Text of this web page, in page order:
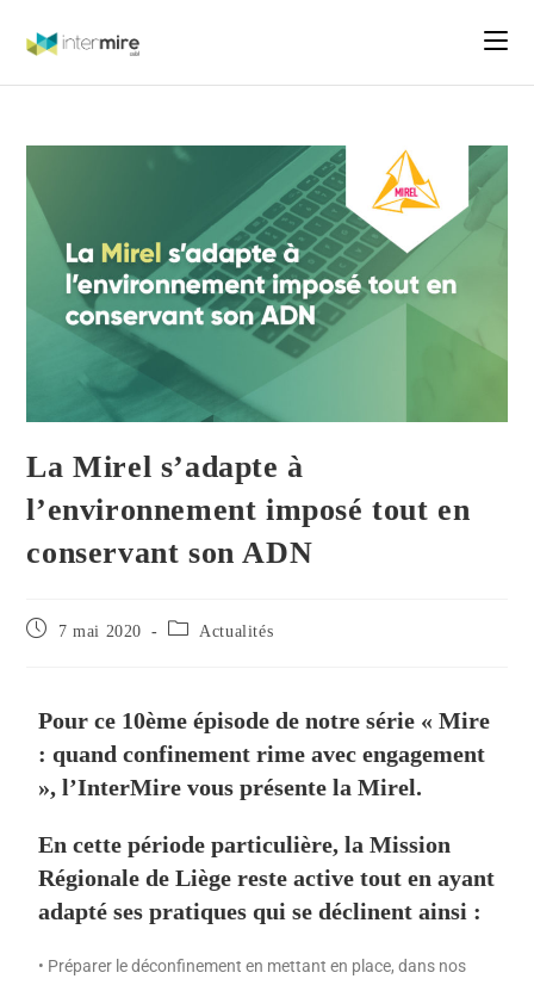
La Mirel s’adapte à
l’environnement imposé tout en
conservant son ADN
7 mai 2020 Actualités
Pour ce 10ème épisode de notre série « Mire
: quand confinement rime avec engagement
», l’InterMire vous présente la Mirel.
En cette période particulière, la Mission
Régionale de Liège reste active tout en ayant
adapté ses pratiques qui se déclinent ainsi :
• Préparer le déconfinement en mettant en place, dans nos